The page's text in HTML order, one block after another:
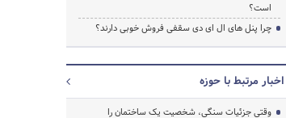
است؟
چرا پنل های ال ای دی سقفی فروش خوبی دارند؟
اخبار مرتبط با حوزه
وقتی جزئیات سنگی، شخصیت یک ساختمان را